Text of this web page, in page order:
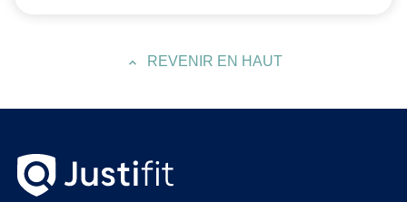
REVENIR EN HAUT